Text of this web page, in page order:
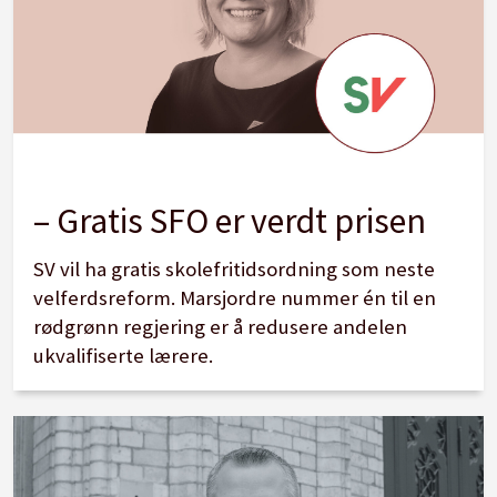
prosent i 2- og 3-timers fag.
Sikre at alle yrkesfag har oppdatert
Legge til rette for skoler med alternativ
en spesiell egenart.
Friskolene må sikres økonomiske rammer
som gjør de til reelle alternativ for alle
deler av befolkningen, også de med svak
Øke andelen barnehagelærere til 50
prosent.
– Gratis SFO er verdt prisen
SV vil ha gratis skolefritidsordning som neste
velferdsreform. Marsjordre nummer én til en
rødgrønn regjering er å redusere andelen
ukvalifiserte lærere.